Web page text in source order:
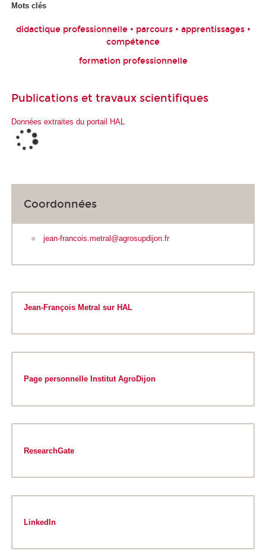
Mots clés
didactique professionnelle • parcours • apprentissages •
compétence
formation professionnelle
Publications et travaux scientifiques
Données extraites du portail HAL
Coordonnées
jean-francois.metral@agrosupdijon.fr
Jean-François Metral sur HAL
Page personnelle Institut AgroDijon
ResearchGate
LinkedIn